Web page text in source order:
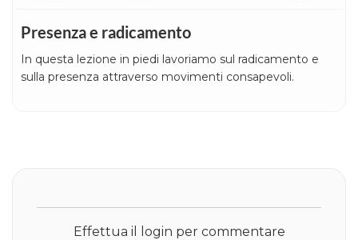
Presenza e radicamento
In questa lezione in piedi lavoriamo sul radicamento e
sulla presenza attraverso movimenti consapevoli.
Effettua il login per commentare